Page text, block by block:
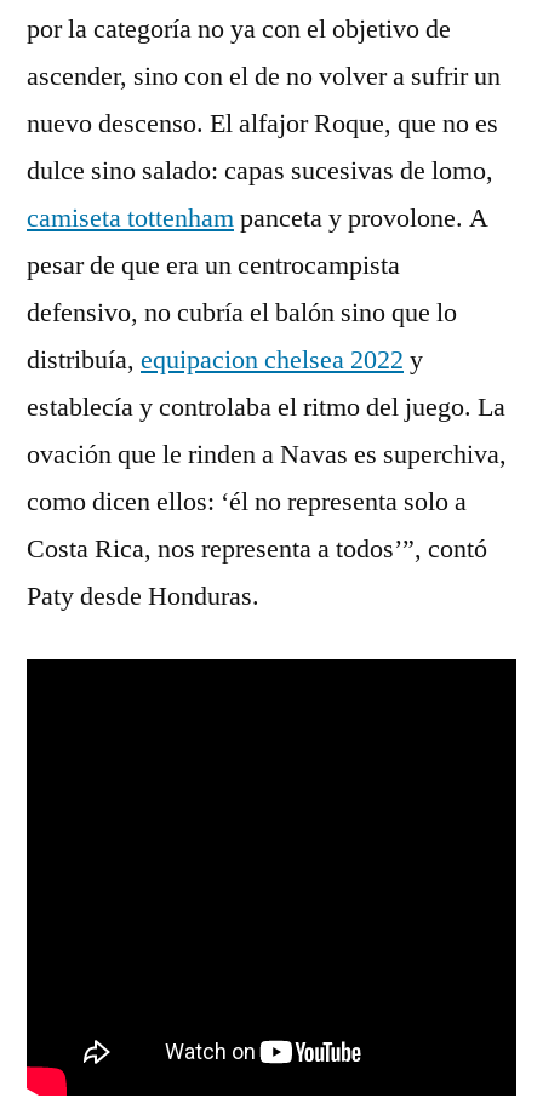
por la categoría no ya con el objetivo de
ascender, sino con el de no volver a sufrir un
nuevo descenso. El alfajor Roque, que no es
dulce sino salado: capas sucesivas de lomo,
camiseta tottenhampanceta y provolone. A
pesar de que era un centrocampista
defensivo, no cubría el balón sino que lo
distribuía, equipacion chelsea 2022 y
establecía y controlaba el ritmo del juego. La
ovación que le rinden a Navas es superchiva,
como dicen ellos: ‘él no representa solo a
Costa Rica, nos representa a todos’”, contó
Paty desde Honduras.